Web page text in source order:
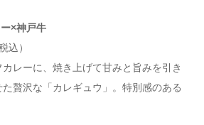
×神戸牛
込）
レーに、焼き上げて甘みと旨みを引き
贅沢な「カレギュウ」。特別感のある